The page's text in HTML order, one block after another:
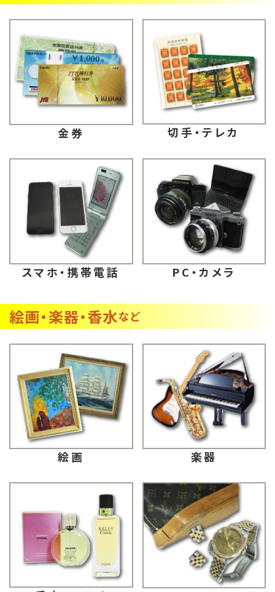
金券 切手・テレカ
スマホ・携帯電話 PC・カメラ
絵画・楽器・香水など
絵画 楽器